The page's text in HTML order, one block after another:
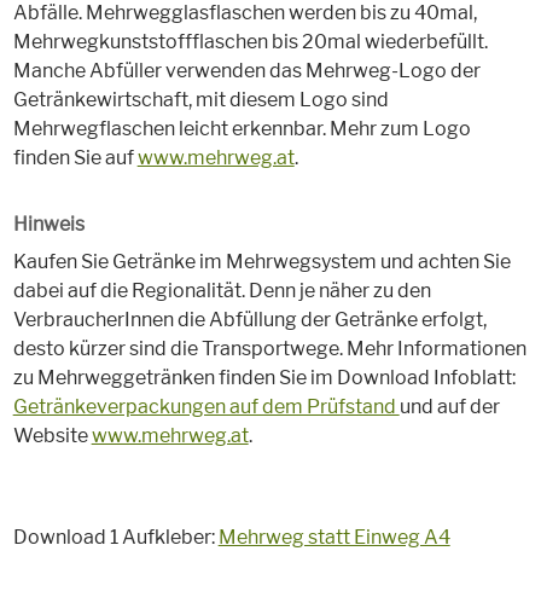
Abfälle. Mehrwegglasflaschen werden bis zu 40mal,
Mehrwegkunststoffflaschen bis 20mal wiederbefüllt.
Manche Abfüller verwenden das Mehrweg-Logo der
Getränkewirtschaft, mit diesem Logo sind
Mehrwegflaschen leicht erkennbar. Mehr zum Logo
finden Sie aufwww.mehrweg.at.
Hinweis
Kaufen Sie Getränke im Mehrwegsystem und achten Sie
dabei auf die Regionalität. Denn je näher zu den
VerbraucherInnen die Abfüllung der Getränke erfolgt,
desto kürzer sind die Transportwege. Mehr Informationen
zu Mehrweggetränken finden Sie im Download Infoblatt:
Getränkeverpackungen auf dem Prüfstand und auf der
Websitewww.mehrweg.at.
Download 1 Aufkleber: Mehrweg statt Einweg A4